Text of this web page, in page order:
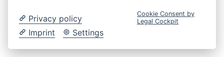
BuzziDish – Akustikpaneel
Privacy policy
Imprint
Settings
Cookie Consent by
Legal Cockpit